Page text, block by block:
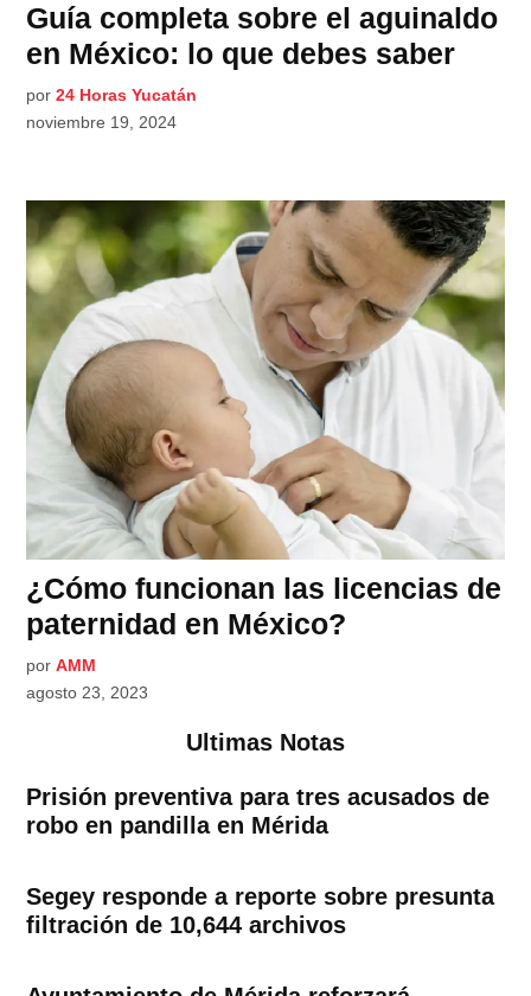
Guía completa sobre el aguinaldo
en México: lo que debes saber
por 24 Horas Yucatán
noviembre 19, 2024
¿Cómo funcionan las licencias de
paternidad en México?
por AMM
agosto 23, 2023
Ultimas Notas
Prisión preventiva para tres acusados de
robo en pandilla en Mérida
Segey responde a reporte sobre presunta
filtración de 10,644 archivos